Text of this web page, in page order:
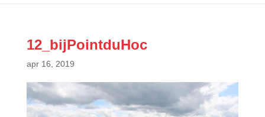
12_bijPointduHoc
apr 16, 2019